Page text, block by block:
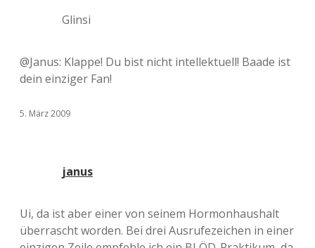
Glinsi
@Janus: Klappe! Du bist nicht intellektuell! Baade ist
dein einziger Fan!
5. März 2009
janus
Ui, da ist aber einer von seinem Hormonhaushalt
überrascht worden. Bei drei Ausrufezeichen in einer